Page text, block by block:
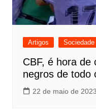
Artigos Sociedade
CBF, é hora de
negros de todo
22 de maio de 2023